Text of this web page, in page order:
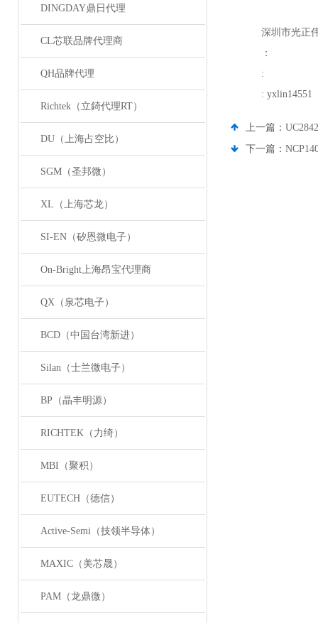
DINGDAY鼎日代理
CL芯联品牌代理商
QH品牌代理
Richtek（立錡代理RT）
DU（上海占空比）
SGM（圣邦微）
XL（上海芯龙）
SI-EN（矽恩微电子）
On-Bright上海昂宝代理商
QX（泉芯电子）
BCD（中国台湾新进）
Silan（士兰微电子）
BP（晶丰明源）
RICHTEK（力绮）
MBI（聚积）
EUTECH（德信）
Active-Semi（技领半导体）
MAXIC（美芯晟）
PAM（龙鼎微）
深圳市光正
：
:
: yxlin14551
上一篇：
下一篇：